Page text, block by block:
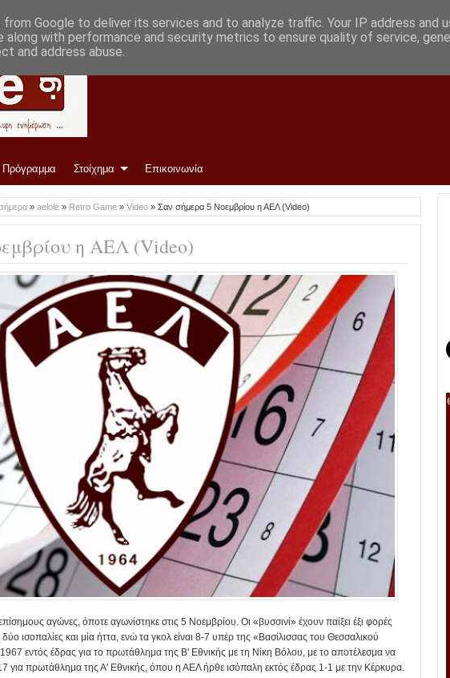
Πρόγραμμα Στοίχημα Επικοινωνία
» aelole » Retro Game » Video » Σαν σήμερα 5 Νοεμβρίου η ΑΕΛ (Video)
η ΑΕΛ (Video)
αγώνες, όποτε αγωνίστηκε στις 5 Νοεμβρίου. Οι «βυσσινί» έχουν παίξει έξι φορές
δύο ισοπαλίες και μία ήττα, ενώ τα γκολ είναι 8-7 υπέρ της «Βασίλισσας του Θεσσαλικού
εντός έδρας για το πρωτάθλημα της Β' Εθνικής με τη Νίκη Βόλου, με το αποτέλεσμα να
για πρωτάθλημα της Α' Εθνικής, όπου η ΑΕΛ ήρθε ισόπαλη εκτός έδρας 1-1 με την Κέρκυρα.
Google to deliver its services and to analyze traffic. Your IP address and
along with performance and security metrics to ensure quality of service,
and address abuse.